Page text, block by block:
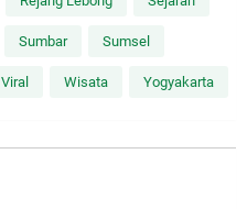
Sumbar Sumsel
Viral Wisata Yogyakarta